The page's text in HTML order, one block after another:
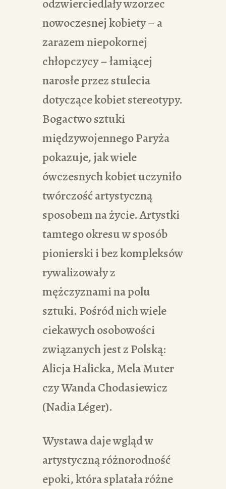
odzwierciedlały wzorzec
nowoczesnej kobiety – a
zarazem niepokornej
chłopczycy – łamiącej
narosłe przez stulecia
dotyczące kobiet stereotypy.
Bogactwo sztuki
międzywojennego Paryża
pokazuje, jak wiele
ówczesnych kobiet uczyniło
twórczość artystyczną
sposobem na życie. Artystki
tamtego okresu w sposób
pionierski i bez kompleksów
rywalizowały z
mężczyznami na polu
sztuki. Pośród nich wiele
ciekawych osobowości
związanych jest z Polską:
Alicja Halicka, Mela Muter
czy Wanda Chodasiewicz
(Nadia Léger).
Wystawa daje wgląd w
artystyczną różnorodność
epoki, która splatała różne